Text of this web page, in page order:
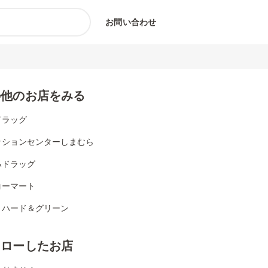
お問い合わせ
のお店をみる
ラッグ
ョンセンターしまむら
ドラッグ
マート
ハード＆グリーン
ーしたお店